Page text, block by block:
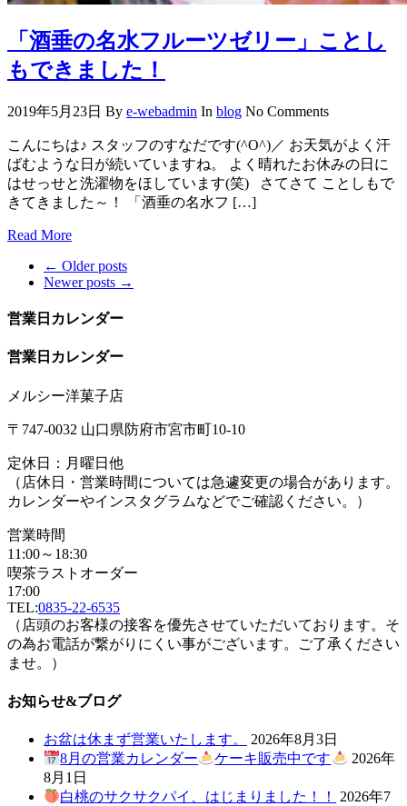
「酒垂の名水フルーツゼリー」ことし
もできました！
2019年5月23日 By e-webadmin In blog No Comments
こんにちは♪ スタッフのすなだです(^O^)／ お天気がよく汗
ばむような日が続いていますね。 よく晴れたお休みの日に
はせっせと洗濯物をほしています(笑) さてさて ことしもで
きてきました～！ 「酒垂の名水フ […]
Read More
← Older posts
Newer posts →
営業日カレンダー
営業日カレンダー
メルシー洋菓子店
〒747-0032 山口県防府市宮市町10-10
定休日：月曜日他
（店休日・営業時間については急遽変更の場合があります。
カレンダーやインスタグラムなどでご確認ください。）
営業時間
11:00～18:30
喫茶ラストオーダー
17:00
TEL:0835-22-6535
（店頭のお客様の接客を優先させていただいております。そ
の為お電話が繋がりにくい事がございます。ご了承ください
ませ。）
お知らせ&ブログ
お盆は休まず営業いたします。
2026年8月3日
8月の営業カレンダー
ケーキ販売中です
2026年
8月1日
白桃のサクサクパイ、はじまりました！！
2026年7